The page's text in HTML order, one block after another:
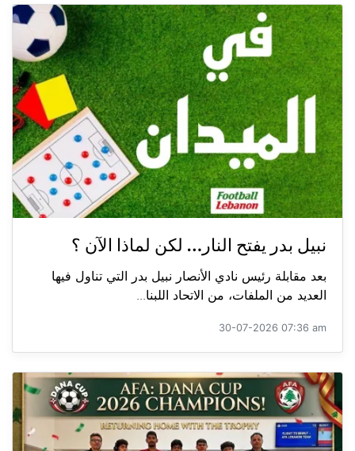
نبيل بدر يفتح النار… لكن لماذا الآن ؟
بعد مقابلة رئيس نادي الأنصار نبيل بدر التي تناول فيها
العديد من الملفات، من الاتحاد اللبنا...
30-07-2026 07:36 am